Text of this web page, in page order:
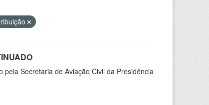
Secretaria de Aviação Civil da Presidência